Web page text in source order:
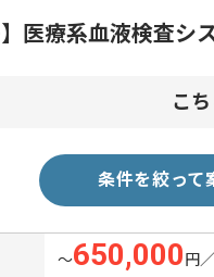
】医療系血液検査
こ
条件を絞って
〜650,000 円